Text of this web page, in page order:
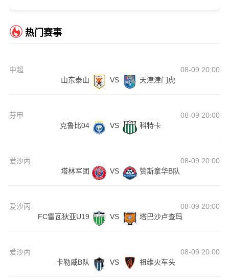
热门赛事
中超
08-09 20:00
山东泰山
VS 天津津门虎
芬甲
08-09 20:00
克鲁比04
VS 科特卡
爱沙丙
08-09 20:00
塔林军团
VS 赞斯拿华B队
爱沙丙
08-09 20:00
FC雷瓦狄亚U19
VS 塔巴沙卢查玛
爱沙丙
08-09 20:00
卡勒威B队
VS 祖维火车头